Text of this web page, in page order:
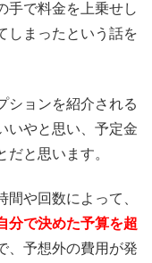
手で料金を上乗せし
しまったという話を
ションを紹介される
いやと思い、予定金
と思います。
や回数によって、
分で決めた予算を超
、予想外の費用が発